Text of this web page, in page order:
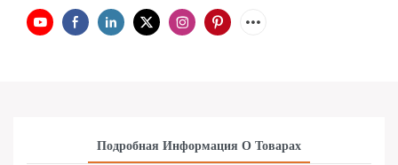
Подробная Информация О Товарах